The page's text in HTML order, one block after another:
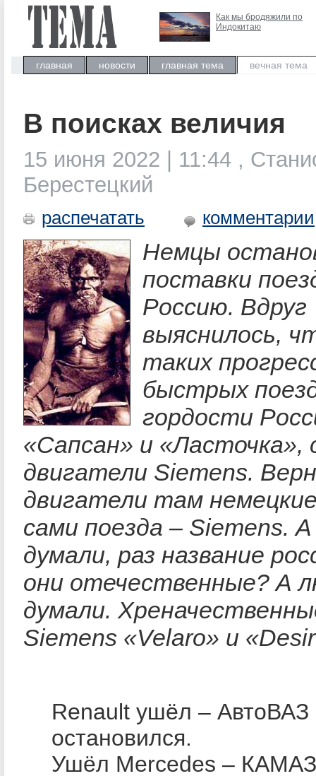
Как мы бродяжили по
Индокитаю
главная новости главная тема вечная тема
В поисках величия
15 июня 2022 | 11:44 ,
Берестецкий
распечатать комментарии
Немцы
поставки
Россию. Вдруг
выяснилось,
таких
быстрых
гордости
«Сапсан» и
двигатели Siemens.
двигатели там
сами поезда – Siemens.
думали, раз название
они отечественные? А
думали.
Siemens «Velaro» и
Renault ушёл – АвтоВАЗ
остановился.
Ушёл Mercedes –